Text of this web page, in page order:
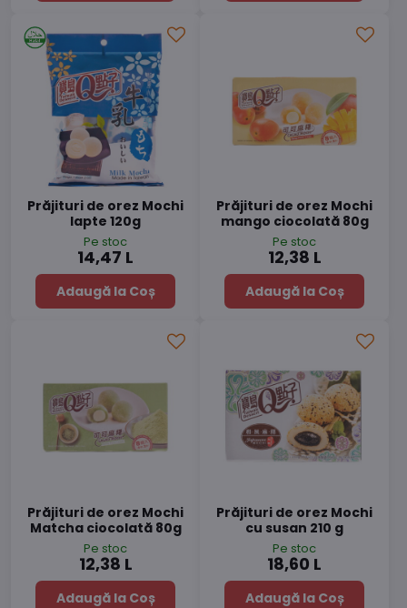
Prăjituri de orez Mochi
lapte 120g
Pe stoc
14,47 L
Adaugă la Coș
Prăjituri de orez Mochi
mango ciocolată 80g
Pe stoc
12,38 L
Adaugă la Coș
Prăjituri de orez Mochi
Matcha ciocolată 80g
Pe stoc
12,38 L
Adaugă la Coș
Prăjituri de orez Mochi
cu susan 210 g
Pe stoc
18,60 L
Adaugă la Coș